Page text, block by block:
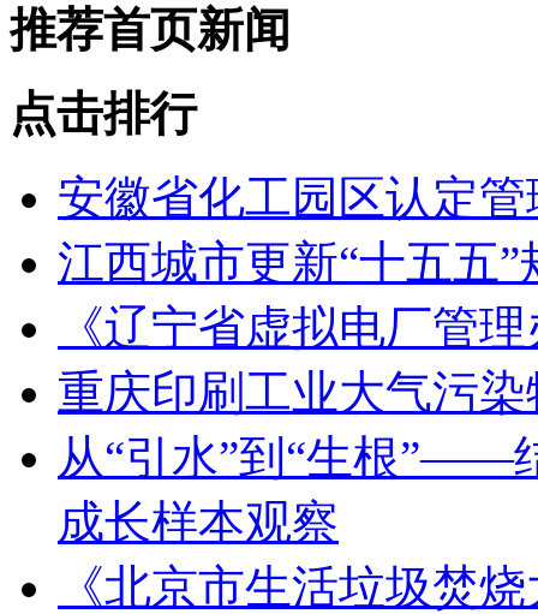
推荐首页新闻
点击排行
安徽省化工园区认定
江西城市更新“十五五
《辽宁省虚拟电厂管
重庆印刷工业大气污
从“引水”到“生根”——
成长样本观察
《北京市生活垃圾焚